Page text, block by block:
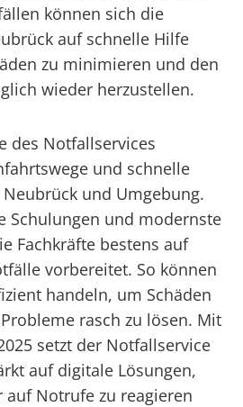
können sich die
auf schnelle Hilfe
zu minimieren und den
wieder herzustellen.
des Notfallservices
und schnelle
und Umgebung.
Schulungen und modernste
Fachkräfte bestens auf
vorbereitet. So können
handeln, um Schäden
rasch zu lösen. Mit
setzt der Notfallservice
auf digitale Lösungen,
Notrufe zu reagieren